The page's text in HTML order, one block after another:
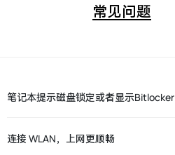
常见问题
笔记本提示磁盘锁定或者显示
连接 WLAN，上网更顺畅